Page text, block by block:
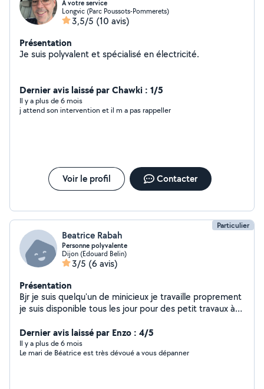
A votre service
Longvic (Parc Poussots-Pommerets)
3,5/5 (10 avis)
Présentation
Je suis polyvalent et spécialisé en électricité.
Dernier avis laissé par Chawki : 1/5
Il y a plus de 6 mois
j attend son intervention et il m a pas rappeller
Voir le profil Contacter
Particulier
Beatrice Rabah
Personne polyvalente
Dijon (Edouard Belin)
3/5 (6 avis)
Présentation
Bjr je suis quelqu'un de minicieux je travaille proprement
je suis disponible tous les jour pour des petit travaux à
douche je peux le déplacer je touche a tous et aussi je
adapte a tous
Dernier avis laissé par Enzo : 4/5
Il y a plus de 6 mois
Le mari de Béatrice est très dévoué a vous dépanner